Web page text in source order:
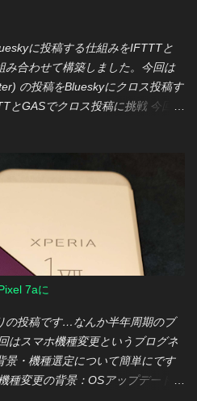
に投稿する仕組みをIFTTTと
合わせて構築しました。今回は
の投稿をBlueskyにクロス投稿す
とGASでクロス投稿に挑戦 今回も
頼する中で、いくつかの気づきが
プト作成がとにかく手軽： GAS
るだけで、ある程度動作するスク
開発の手間が大幅に削減されまし
バグが発生した場合でも、動作ロ
し、参考になりそうなサイトの
えて改修してくれるのは非常に便
プトへの機能追加や処理見直し：
を追加したり、処理を見直したり
行錯誤が増える傾向にありまし
を伝えると、機能追加や処理の
7aに
の投稿です…なんか半年周期のブ
はスマホ機種変更というブログネ
景・機種選定について簡単にです
種変更の背景：OSアップデートの